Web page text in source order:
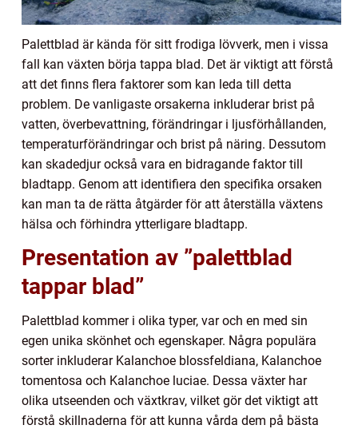
Palettblad är kända för sitt frodiga lövverk, men i vissa
fall kan växten börja tappa blad. Det är viktigt att förstå
att det finns flera faktorer som kan leda till detta
problem. De vanligaste orsakerna inkluderar brist på
vatten, överbevattning, förändringar i ljusförhållanden,
temperaturförändringar och brist på näring. Dessutom
kan skadedjur också vara en bidragande faktor till
bladtapp. Genom att identifiera den specifika orsaken
kan man ta de rätta åtgärder för att återställa växtens
hälsa och förhindra ytterligare bladtapp.
Presentation av ”palettblad
tappar blad”
Palettblad kommer i olika typer, var och en med sin
egen unika skönhet och egenskaper. Några populära
sorter inkluderar Kalanchoe blossfeldiana, Kalanchoe
tomentosa och Kalanchoe luciae. Dessa växter har
olika utseenden och växtkrav, vilket gör det viktigt att
förstå skillnaderna för att kunna vårda dem på bästa